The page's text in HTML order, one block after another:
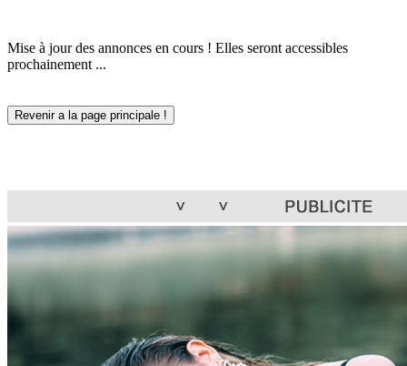
Mise à jour des annonces en cours ! Elles seront accessibles
prochainement ...
Revenir a la page principale !